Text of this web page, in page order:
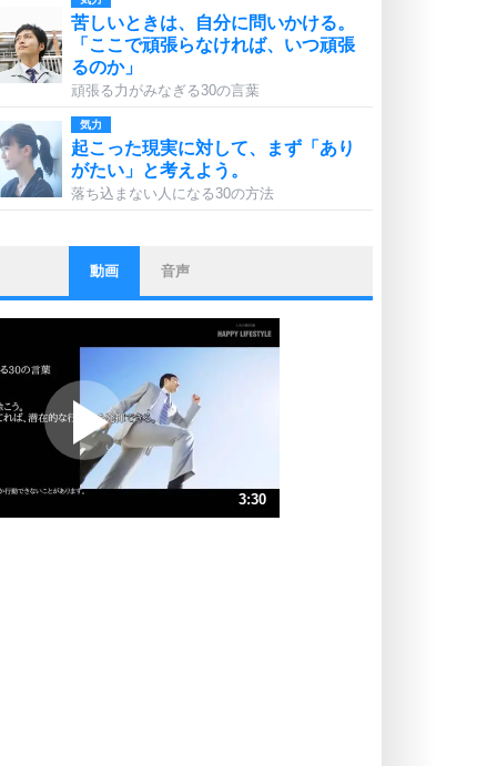
苦しいときは、自分に問いかける。
「ここで頑張らなければ、いつ頑張
るのか」
頑張る力がみなぎる30の言葉
気力
起こった現実に対して、まず「あり
がたい」と考えよう。
落ち込まない人になる30の方法
ストレス対策
他人と比べない。
いっそのこと、他人を見ない。
いらいらしない人になる30の方法
ポジティブになれない原因は、行動
しないから。
ポジティブ思考になる30の方法
ストレス対策
動画 音声
3:30